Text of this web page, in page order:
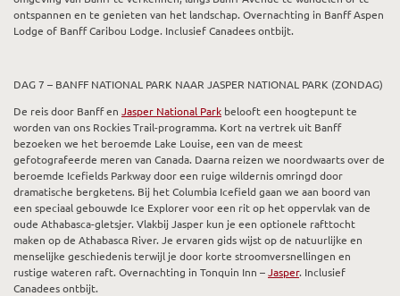
ontspannen en te genieten van het landschap. Overnachting in Banff Aspen
Lodge of Banff Caribou Lodge. Inclusief Canadees ontbijt.
DAG 7 – BANFF NATIONAL PARK NAAR JASPER NATIONAL PARK (ZONDAG)
De reis door Banff en Jasper National Park belooft een hoogtepunt te
worden van ons Rockies Trail-programma. Kort na vertrek uit Banff
bezoeken we het beroemde Lake Louise, een van de meest
gefotografeerde meren van Canada. Daarna reizen we noordwaarts over de
beroemde Icefields Parkway door een ruige wildernis omringd door
dramatische bergketens. Bij het Columbia Icefield gaan we aan boord van
een speciaal gebouwde Ice Explorer voor een rit op het oppervlak van de
oude Athabasca-gletsjer. Vlakbij Jasper kun je een optionele rafttocht
maken op de Athabasca River. Je ervaren gids wijst op de natuurlijke en
menselijke geschiedenis terwijl je door korte stroomversnellingen en
rustige wateren raft. Overnachting in Tonquin Inn –Jasper. Inclusief
Canadees ontbijt.